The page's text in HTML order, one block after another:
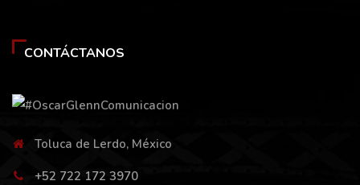
CONTÁCTANOS
Toluca de Lerdo, México
+52 722 172 3970